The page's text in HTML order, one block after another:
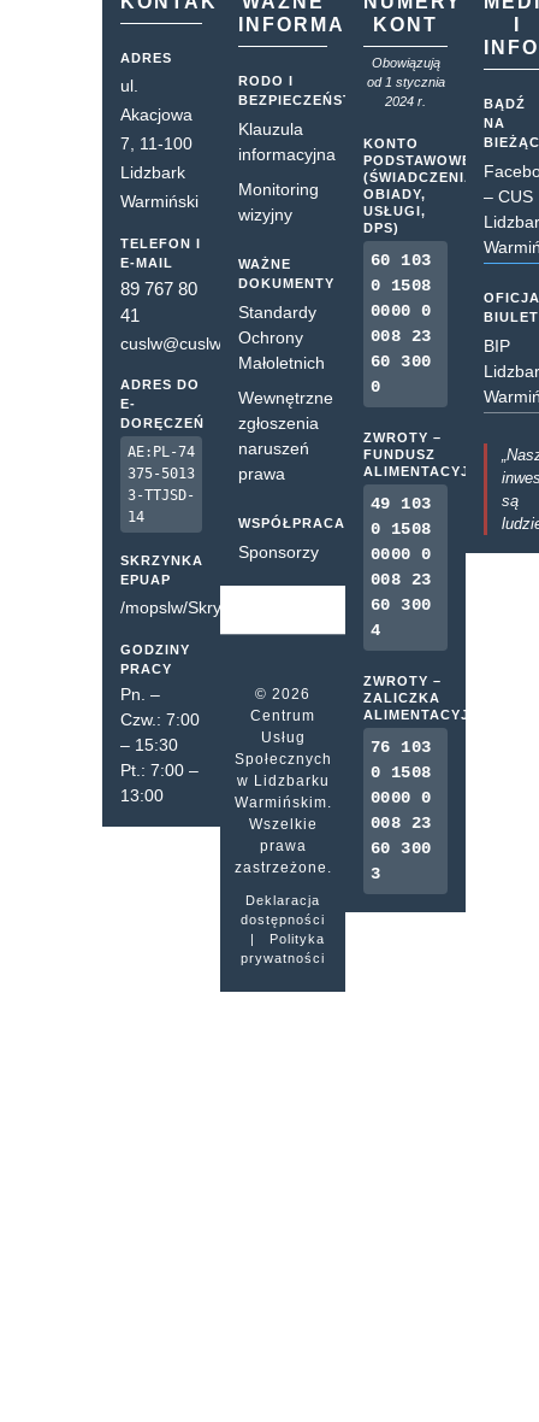
ADRES
ul.
Akacjowa
7, 11-100
Lidzbark
Warmiński
TELEFON I
E-MAIL
89 767 80
41
cuslw@cuslw.pl
ADRES DO
E-
DORĘCZEŃ
AE:PL-74
375-5013
3-TTJSD-
14
SKRZYNKA
EPUAP
/mopslw/SkrytkaESP
GODZINY
PRACY
Pn. –
Czw.: 7:00
– 15:30
Pt.: 7:00 –
13:00
INFORMACJE
RODO I
BEZPIECZEŃSTWO
Klauzula
informacyjna
Monitoring
wizyjny
WAŻNE
DOKUMENTY
Standardy
Ochrony
Małoletnich
Wewnętrzne
zgłoszenia
naruszeń
prawa
WSPÓŁPRACA
Sponsorzy
© 2026
Centrum
Usług
Społecznych
w Lidzbarku
Warmińskim.
Wszelkie
prawa
zastrzeżone.
Deklaracja
dostępności
|
Polityka
prywatności
KONT
Obowiązują
od 1 stycznia
2024 r.
KONTO
PODSTAWOWE
(ŚWIADCZENIA,
OBIADY,
USŁUGI,
DPS)
60 103
0 1508
0000 0
008 23
60 300
0
ZWROTY –
FUNDUSZ
ALIMENTACYJNY
49 103
0 1508
0000 0
008 23
60 300
4
ZWROTY –
ZALICZKA
ALIMENTACYJNA
76 103
0 1508
0000 0
008 23
60 300
3
BĄDŹ
NA
– CUS
BIP
są